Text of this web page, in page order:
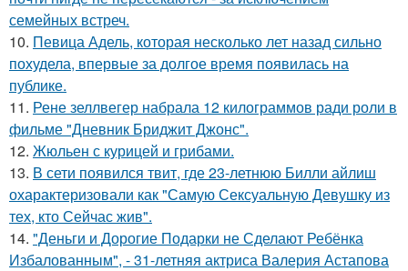
семейных встреч.
10. Певица Адель, которая несколько лет назад сильно
похудела, впервые за долгое время появилась на
публике.
11. Рене зеллвегер набрала 12 килограммов ради роли в
фильме "Дневник Бриджит Джонс".
12. Жюльен с курицей и грибами.
13. В сети появился твит, где 23-летнюю Билли айлиш
охарактеризовали как "Самую Сексуальную Девушку из
тех, кто Сейчас жив".
14. "Деньги и Дорогие Подарки не Сделают Ребёнка
Избалованным", - 31-летняя актриса Валерия Астапова